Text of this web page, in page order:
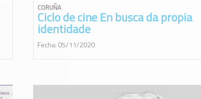
CORUÑA
Ciclo de cine En busca da propia
identidade
Fecha: 05/11/2020